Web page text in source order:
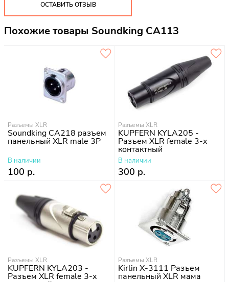
ОСТАВИТЬ ОТЗЫВ
Похожие товары Soundking CA113
Разъемы XLR
Soundking CA218 разъем
панельный XLR male 3P
В наличии
100 р.
Разъемы XLR
KUPFERN KYLA205 -
Разъем XLR female 3-х
контактный
В наличии
300 р.
Разъемы XLR
KUPFERN KYLA203 -
Разъем XLR female 3-х
Разъемы XLR
Kirlin X-3111 Разъем
панельный XLR мама